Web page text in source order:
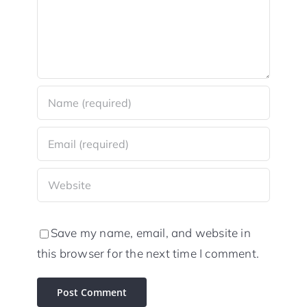
Save my name, email, and website in
this browser for the next time I comment.